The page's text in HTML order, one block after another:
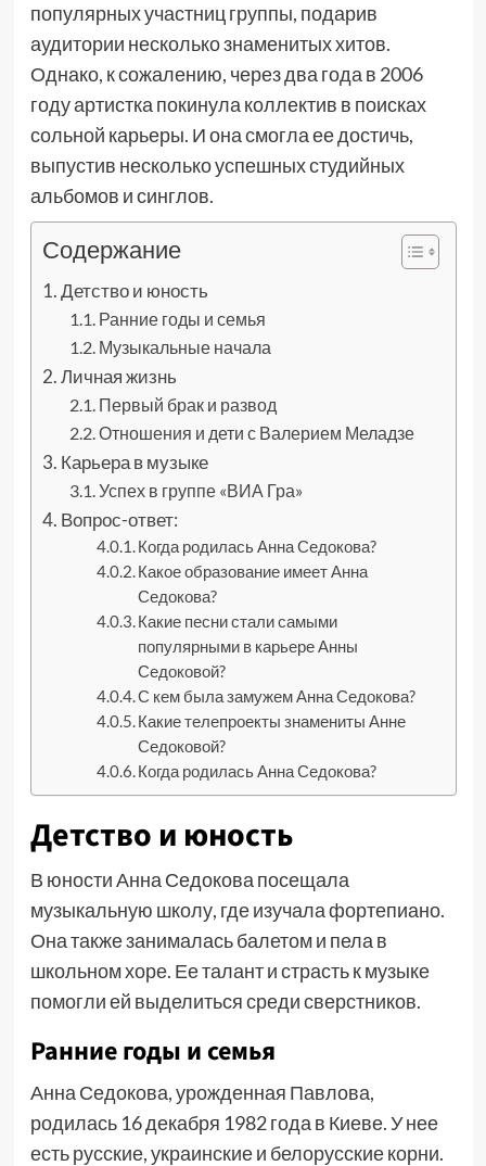
популярных участниц группы, подарив
аудитории несколько знаменитых хитов.
Однако, к сожалению, через два года в 2006
году артистка покинула коллектив в поисках
сольной карьеры. И она смогла ее достичь,
выпустив несколько успешных студийных
альбомов и синглов.
Содержание
Детство и юность
Ранние годы и семья
Музыкальные начала
Личная жизнь
Первый брак и развод
Отношения и дети с Валерием Меладзе
Карьера в музыке
Успех в группе «ВИА Гра»
Вопрос-ответ:
Когда родилась Анна Седокова?
Какое образование имеет Анна
Седокова?
Какие песни стали самыми
популярными в карьере Анны
Седоковой?
С кем была замужем Анна Седокова?
Какие телепроекты знамениты Анне
Седоковой?
Когда родилась Анна Седокова?
Детство и юность
В юности Анна Седокова посещала
музыкальную школу, где изучала фортепиано.
Она также занималась балетом и пела в
школьном хоре. Ее талант и страсть к музыке
помогли ей выделиться среди сверстников.
Ранние годы и семья
Анна Седокова, урожденная Павлова,
родилась 16 декабря 1982 года в Киеве. У нее
есть русские, украинские и белорусские корни.